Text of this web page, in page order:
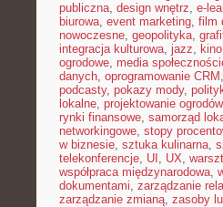
publiczna, design wnętrz, e-
biurowa, event marketing, film
nowoczesne, geopolityka,
integracja kulturowa, jazz,
ogrodowe, media
danych, oprogramowanie CRM ,
podcasty, pokazy mody,
lokalne, projektowanie ogrodów
rynki finansowe, samorząd
networkingowe, stopy
w biznesie, sztuka kulinarna,
telekonferencje, UI , UX,
współpraca międzynarodowa,
dokumentami, zarządzanie
zarządzanie zmianą, zasoby